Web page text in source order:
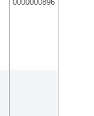
0000000896